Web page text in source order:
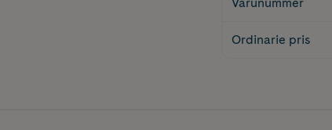
Varunummer
Ordinarie pris